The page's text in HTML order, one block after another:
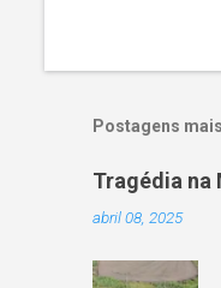
Postagens
Tragédia na
abril 08, 2025